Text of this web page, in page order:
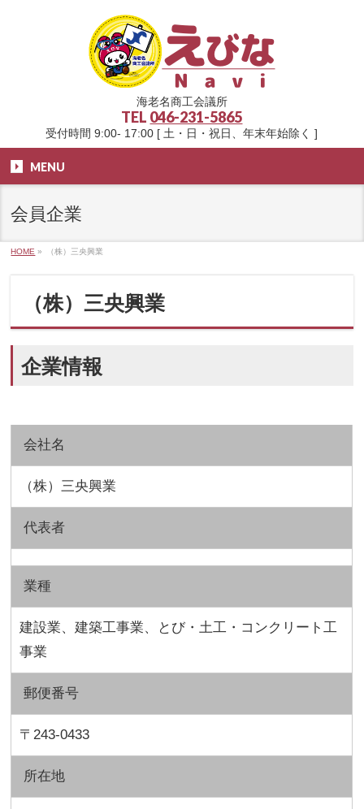
海老名商工会議所
TEL 046-231-5865
受付時間 9:00- 17:00 [ 土・日・祝日、年末年始除く ]
MENU
会員企業
HOME » （株）三央興業
（株）三央興業
企業情報
会社名
（株）三央興業
代表者
業種
建設業、建築工事業、とび・土工・コンクリート工
事業
郵便番号
〒243-0433
所在地